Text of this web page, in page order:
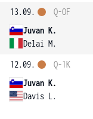
13.09.
Juvan K.
Delai M.
Q-OF
12.09.
Juvan K.
Davis L.
Q-1K